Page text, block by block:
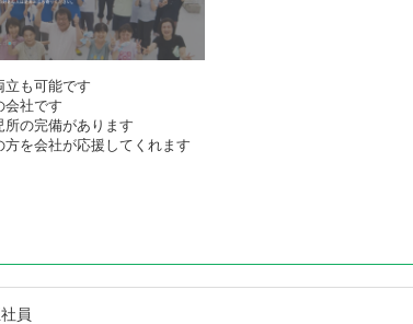
立も可能です
会社です
所の完備があります
方を会社が応援してくれます
員